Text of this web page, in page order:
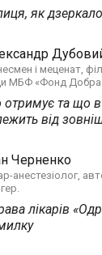
як
і меценат,
МБФ «Фонд Добра
та що
від
Черненко
анестезіолог,
лікарів